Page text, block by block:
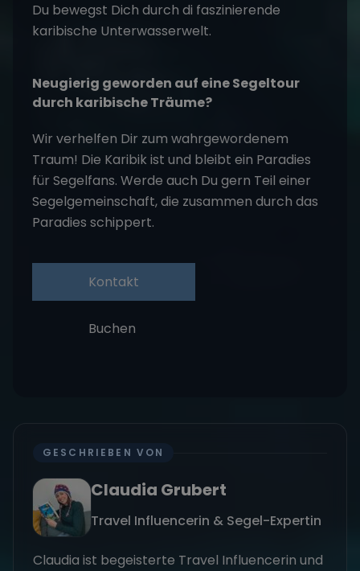
Du bewegst Dich durch di faszinierende
karibische Unterwasserwelt.
Neugierig geworden auf eine Segeltour
durch karibische Träume?
Wir verhelfen Dir zum wahrgewordenem
Traum! Die Karibik ist und bleibt ein Paradies
für Segelfans. Werde auch Du gern Teil einer
Segelgemeinschaft, die zusammen durch das
Paradies schippert.
Kontakt
Buchen
GESCHRIEBEN VON
Claudia Grubert
Travel Influencerin & Segel-Expertin
Claudia ist begeisterte Travel Influencerin und